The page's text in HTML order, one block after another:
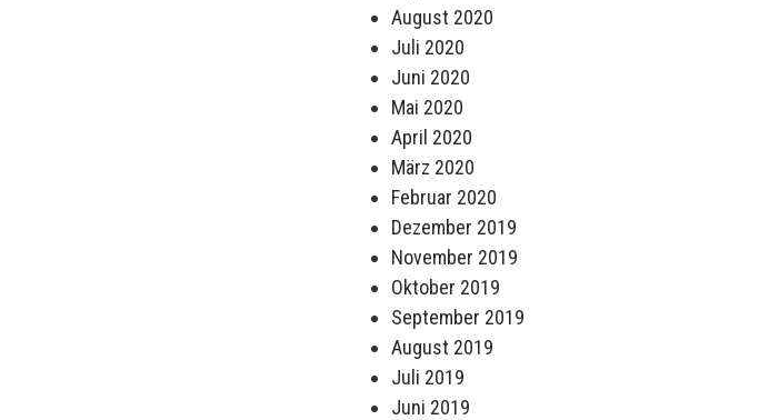
August 2020
Juli 2020
Juni 2020
Mai 2020
April 2020
März 2020
Februar 2020
Dezember 2019
November 2019
Oktober 2019
September 2019
August 2019
Juli 2019
Juni 2019